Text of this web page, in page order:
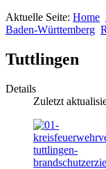
Aktuelle Seite: Home
Baden-Württemberg
Tuttlingen
Details
Zuletzt